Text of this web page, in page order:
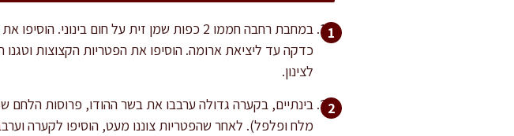
לצינון.
בינתיים, בקערה גדולה ערבבו את בשר ההודו, פרוסות הלחם
מלח ופלפל). לאחר שהפטריות צוננו מעט, הוסיפו לקערה